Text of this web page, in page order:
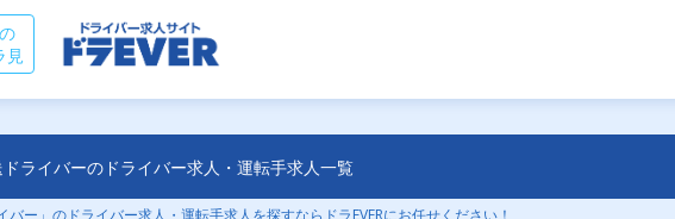
見
ライバーのドライバー求人・運転手求人一覧
バー」のドライバー求人・運転手求人を探すならドラEVERにお任せください！